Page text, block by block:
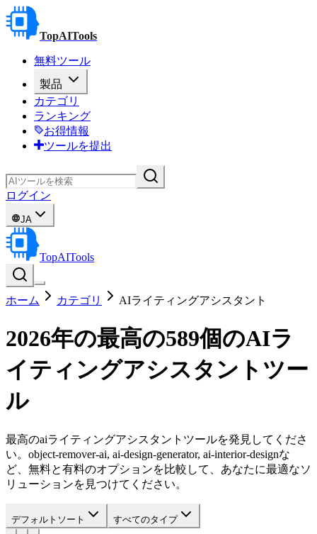
TopAITools
無料ツール
製品
カテゴリ
ランキング
お得情報
ツールを提出
ログイン
JA
TopAITools
ホーム カテゴリ AIライティングアシスタント
2026年の最高の589個のAIラ
イティングアシスタント ツー
ル
最高のaiライティングアシスタントツールを発見してくださ
い。object-remover-ai, ai-design-generator, ai-interior-designな
ど、無料と有料のオプションを比較して、あなたに最適なソ
リューションを見つけてください。
デフォルトソート すべてのタイプ